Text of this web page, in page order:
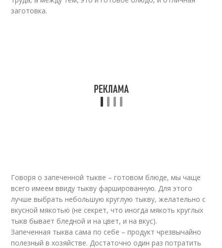
Тыква в льняном
заготовка.
Говоря о запеченной тыкве – готовом блюде, мы чаще
всего имеем ввиду тыкву фаршированную. Для этого
лучше выбрать небольшую круглую тыкву, желательно с
вкусной мякотью (не секрет, что иногда мякоть круглых
тыкв бывает бледной и на цвет, и на вкус).
Запеченная тыква сама по себе – продукт чрезвычайно
полезный в хозяйстве. Достаточно один раз потратить